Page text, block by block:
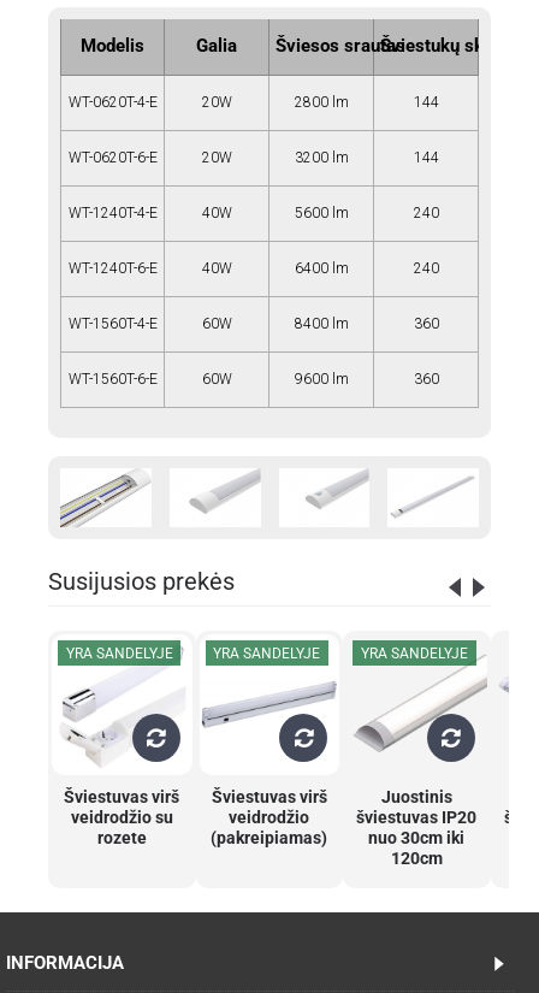
Modelis Galia Šviesos srautasŠviestukų sk. (vnt)
WT-0620T-4-E 20W 2800 lm 144
WT-0620T-6-E 20W 3200 lm 144
WT-1240T-4-E 40W 5600 lm 240
WT-1240T-6-E 40W 6400 lm 240
WT-1560T-4-E 60W 8400 lm 360
WT-1560T-6-E 60W 9600 lm 360
Susijusios prekės
YRA SANDELYJE
Šviestuvas virš
veidrodžio su
rozete
YRA SANDELYJE
Šviestuvas virš
veidrodžio
(pakreipiamas)
YRA SANDELYJE
Juostinis
šviestuvas IP20
nuo 30cm iki
120cm
INFORMACIJA